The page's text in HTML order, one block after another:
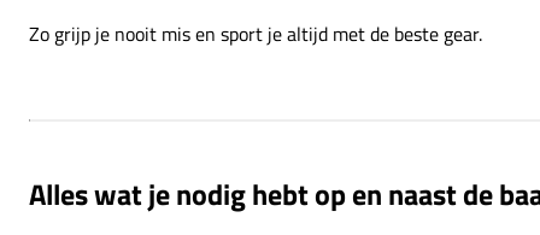
Zo grijp je nooit mis en sport je altijd met de beste gear.
Alles wat je nodig hebt op en naast de